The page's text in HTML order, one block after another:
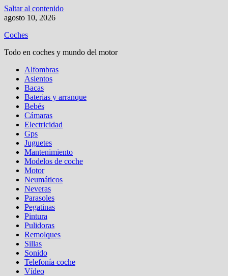
Saltar al contenido
agosto 10, 2026
Coches
Todo en coches y mundo del motor
Alfombras
Asientos
Bacas
Baterias y arranque
Bebés
Cámaras
Electricidad
Gps
Juguetes
Mantenimiento
Modelos de coche
Motor
Neumáticos
Neveras
Parasoles
Pegatinas
Pintura
Pulidoras
Remolques
Sillas
Sonido
Telefonía coche
Vídeo